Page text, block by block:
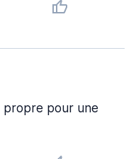
propre pour une